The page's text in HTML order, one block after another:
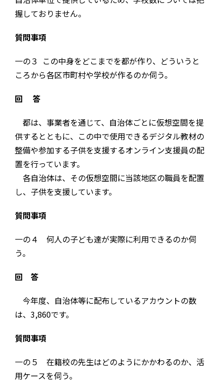
握しておりません。
質問事項
一の３ この中身をどこまでを都が作り、どういうと
ころから各区市町村や学校が作るのか伺う。
回 答
都は、事業者を通じて、自治体ごとに仮想空間を提
供するとともに、この中で使用できるデジタル教材の
整備や参加する子供を支援するオンライン支援員の配
置を行っています。
各自治体は、その仮想空間に当該地区の職員を配置
し、子供を支援しています。
質問事項
一の４ 何人の子ども達が実際に利用できるのか伺
う｡
回 答
今年度、自治体等に配布しているアカウントの数
は、3,860です。
質問事項
一の５ 在籍校の先生はどのようにかかわるのか、活
用ケースを伺う。